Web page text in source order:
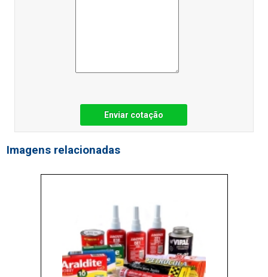
Enviar cotação
Imagens relacionadas